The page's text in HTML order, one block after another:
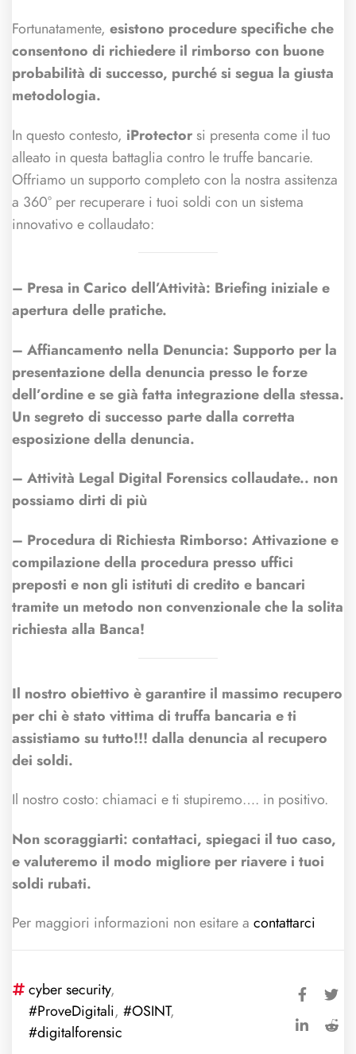
Fortunatamente, esistono procedure specifiche che
consentono di richiedere il rimborso con buone
probabilità di successo, purché si segua la giusta
metodologia.
In questo contesto, iProtector si presenta come il tuo
alleato in questa battaglia contro le truffe bancarie.
Offriamo un supporto completo con la nostra assitenza
a 360° per recuperare i tuoi soldi con un sistema
innovativo e collaudato:
– Presa in Carico dell’Attività: Briefing iniziale e
apertura delle pratiche.
– Affiancamento nella Denuncia: Supporto per la
presentazione della denuncia presso le forze
dell’ordine e se già fatta integrazione della stessa.
Un segreto di successo parte dalla corretta
esposizione della denuncia.
– Attività Legal Digital Forensics collaudate.. non
possiamo dirti di più
– Procedura di Richiesta Rimborso: Attivazione e
compilazione della procedura presso uffici
preposti e non gli istituti di credito e bancari
tramite un metodo non convenzionale che la solita
richiesta alla Banca!
Il nostro obiettivo è garantire il massimo recupero
per chi è stato vittima di truffa bancaria e ti
assistiamo su tutto!!! dalla denuncia al recupero
dei soldi.
Il nostro costo: chiamaci e ti stupiremo…. in positivo.
Non scoraggiarti: contattaci, spiegaci il tuo caso,
e valuteremo il modo migliore per riavere i tuoi
soldi rubati.
Per maggiori informazioni non esitare a contattarci
cyber security,
#ProveDigitali, #OSINT,
#digitalforensic